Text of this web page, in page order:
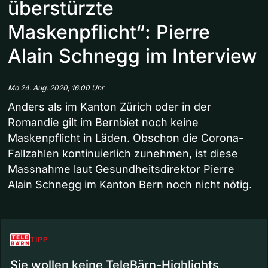
überstürzte
Maskenpflicht“: Pierre
Alain Schnegg im Interview
Mo 24. Aug. 2020, 16.00 Uhr
Anders als im Kanton Zürich oder in der
Romandie gilt im Bernbiet noch keine
Maskenpflicht in Läden. Obschon die Corona-
Fallzahlen kontinuierlich zunehmen, ist diese
Massnahme laut Gesundheitsdirektor Pierre
Alain Schnegg im Kanton Bern noch nicht nötig.
TIPP
Sie wollen keine TeleBärn-Highlights